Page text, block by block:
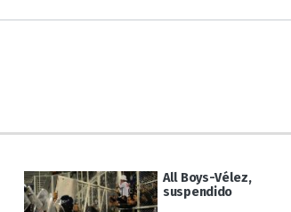
All Boys-Vélez,
suspendido